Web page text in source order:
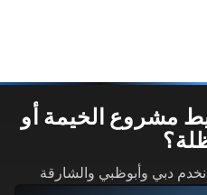
مشروع الخيمة أو
دبي وأبوظبي والشارقة